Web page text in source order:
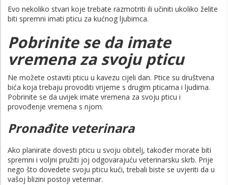
Evo nekoliko stvari koje trebate razmotriti ili učiniti ukoliko želite
biti spremni imati pticu za kućnog ljubimca.
Pobrinite se da imate
vremena za svoju pticu
Ne možete ostaviti pticu u kavezu cijeli dan. Ptice su društvena
bića koja trebaju provoditi vrijeme s drugim pticama i ljudima.
Pobrinite se da uvijek imate vremena za svoju pticu i
provođenje vremena s njom.
Pronađite veterinara
Ako planirate dovesti pticu u svoju obitelj, također morate biti
spremni i voljni pružiti joj odgovarajuću veterinarsku skrb. Prije
nego što dovedete svoju pticu kući, trebali biste se uvjeriti da u
vašoj blizini postoji veterinar.